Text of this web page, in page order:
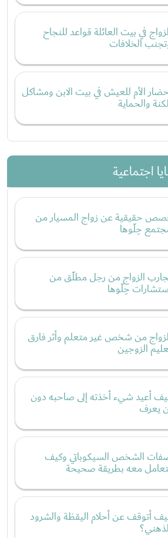
في بيت العائلة قواعد للنجاح
الخلافات
الأم للعيش في بيت الابن ومشاكل
والحماية
اجتماعية
حقيقية عن زواج المسيار من
حِلّوها
الزواج من رجل مطلّق من
حِلّوها
من شخص غير متعلم وأثر فارق
الزوجين
أعيد شيء أخذته إلى صاحبه دون
يعرف
الشخص السيكوباتي وكيف
معه بطريقة صحيحة
أتوقف عن أحلام اليقظة والشرود